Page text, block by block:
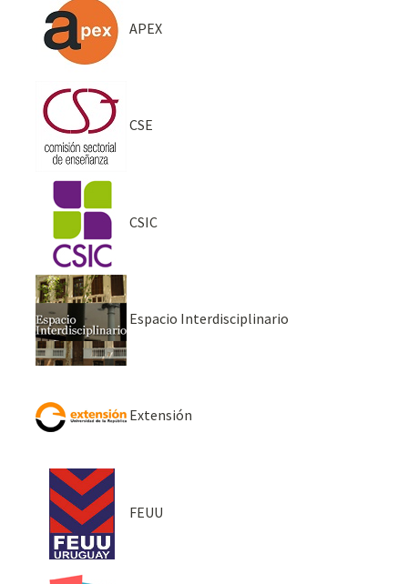
APEX
CSE
CSIC
Espacio Interdisciplinario
Extensión
FEUU